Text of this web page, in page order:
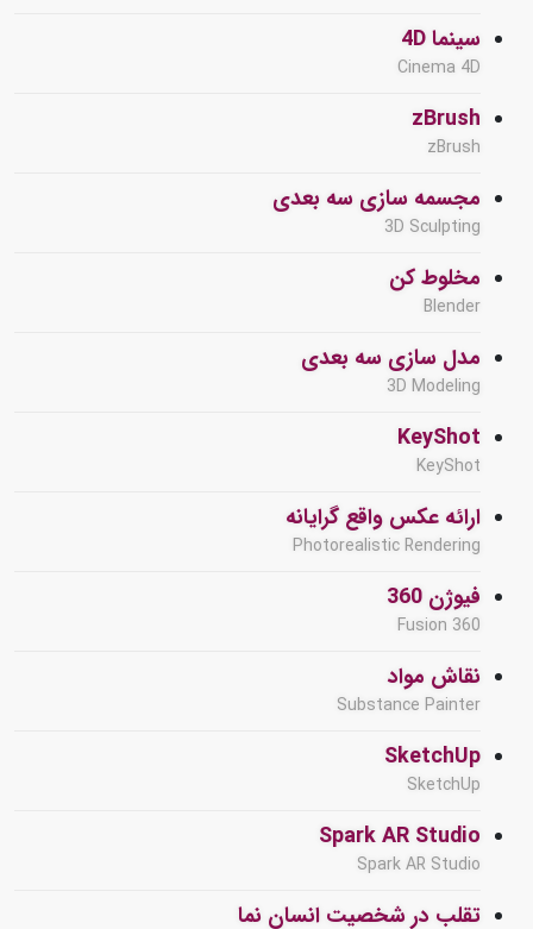
سینما 4D
Cinema 4D
zBrush
zBrush
مجسمه سازی سه بعدی
3D Sculpting
مخلوط کن
Blender
مدل سازی سه بعدی
3D Modeling
KeyShot
KeyShot
ارائه عکس واقع گرایانه
Photorealistic Rendering
فیوژن 360
Fusion 360
نقاش مواد
Substance Painter
SketchUp
SketchUp
Spark AR Studio
Spark AR Studio
تقلب در شخصیت انسان نما